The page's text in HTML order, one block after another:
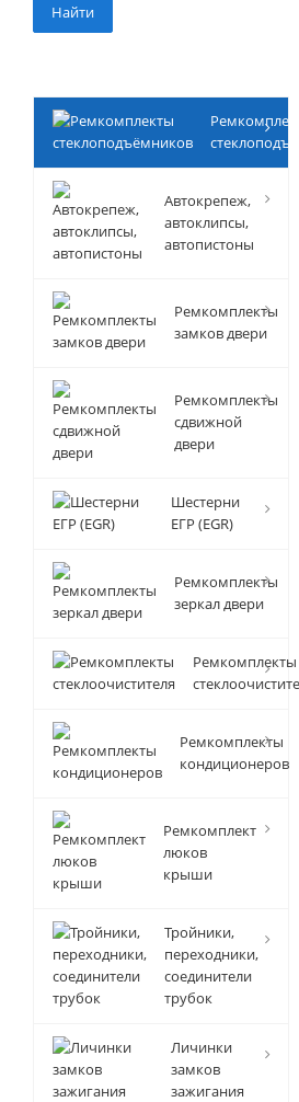
Найти
Автокрепеж,
автоклипсы,
автопистоны
Ремкомплекты
замков двери
Ремкомплекты
сдвижной
двери
Шестерни
ЕГР (EGR)
Ремкомплекты
зеркал двери
Ремкомплекты
Ремкомплекты
кондиционеров
Ремкомплект
люков
крыши
Тройники,
переходники,
соединители
трубок
Личинки
замков
зажигания